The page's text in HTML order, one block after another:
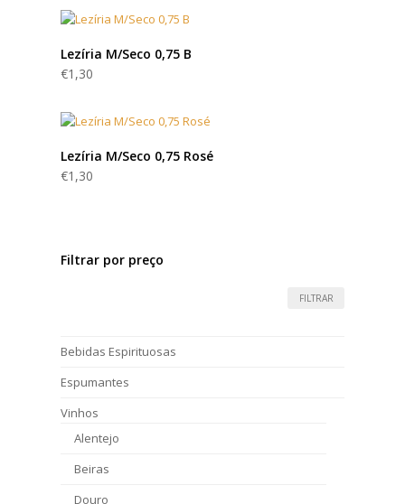
Lezíria M/Seco 0,75 B
€1,30
Lezíria M/Seco 0,75 Rosé
€1,30
Filtrar por preço
FILTRAR
Bebidas Espirituosas
Espumantes
Vinhos
Alentejo
Beiras
Douro